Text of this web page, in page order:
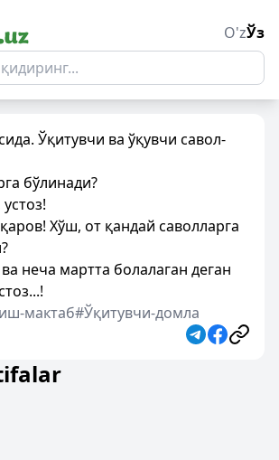
O'zЎз
Ўқитувчи ва ўқувчи савол-
бўлинади?
Хўш, от қандай саволларга
неча мартта болалаган деган
мактаб#Ўқитувчи-домла